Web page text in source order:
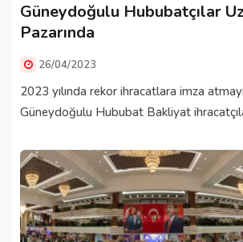
Güneydoğulu Hububatçılar
Pazarında
26/04/2023
2023 yılında rekor ihracatlara imza
Güneydoğulu Hububat Bakliyat